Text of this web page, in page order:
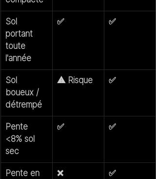
Sol
portant
toute
l'année
✅ ✅
Sol
boueux /
détrempé
⚠️ Risque ✅
Pente
<8% sol
sec
✅ ✅
Pente en
❌ ✅